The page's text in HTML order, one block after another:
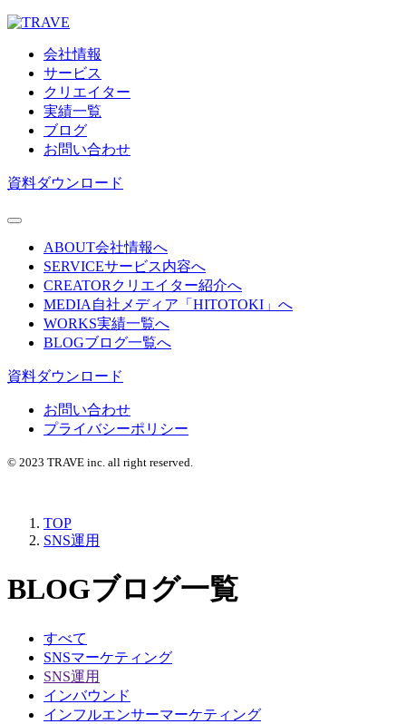
会社情報
サービス
クリエイター
実績一覧
ブログ
お問い合わせ
資料ダウンロード
ABOUT会社情報へ
SERVICEサービス内容へ
CREATOR クリエイター紹介へ
MEDIA 自社メディア「HITOTOKI」へ
WORKS実績一覧へ
BLOGブログ一覧へ
資料ダウンロード
お問い合わせ
プライバシーポリシー
© 2023 TRAVE inc. all right reserved.
TOP
SNS運用
BLOGブログ一覧
すべて
SNSマーケティング
SNS運用
インバウンド
インフルエンサーマーケティング